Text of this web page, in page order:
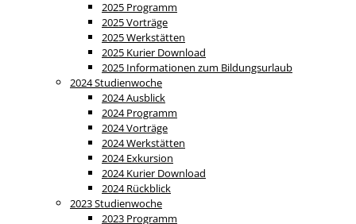
2025 Programm
2025 Vorträge
2025 Werkstätten
2025 Kurier Download
2025 Informationen zum Bildungsurlaub
2024 Studienwoche
2024 Ausblick
2024 Programm
2024 Vorträge
2024 Werkstätten
2024 Exkursion
2024 Kurier Download
2024 Rückblick
2023 Studienwoche
2023 Programm